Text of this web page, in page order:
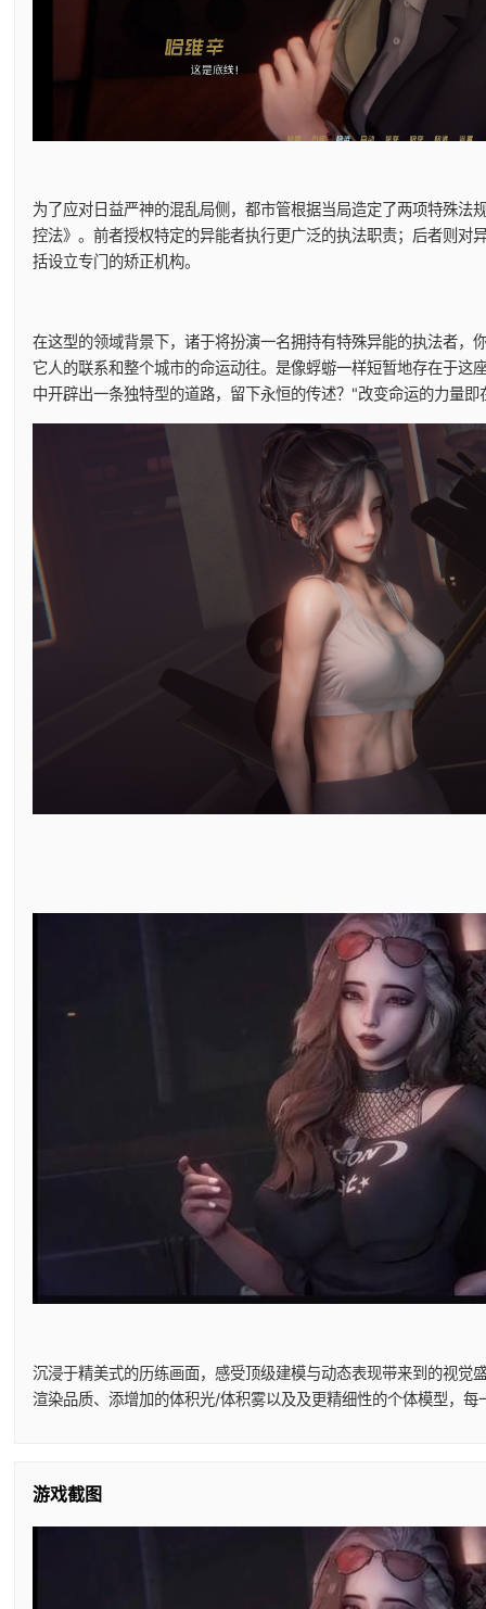
为了应对日益严神的混乱局侧，都市管根据当局造定了两项特殊法
控法》。前者授权特定的异能者执行更广泛的执法职责；后者则对
括设立专门的矫正机构。
在这型的领域背景下，诸于将扮演一名拥持有特殊异能的执法者，
它人的联系和整个城市的命运动往。是像蜉蝣一样短暂地存在于这
中开辟出一条独特型的道路，留下永恒的传述？"改变命运的力量即
沉浸于精美式的历练画面，感受顶级建模与动态表现带来到的视觉
渲染品质、添增加的体积光/体积雾以及及更精细性的个体模型，每
游戏截图